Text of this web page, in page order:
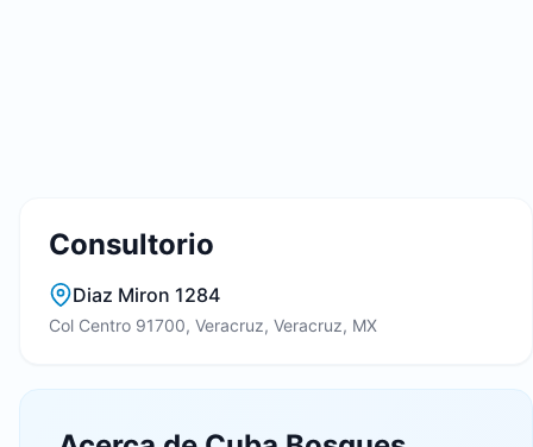
Consultorio
Diaz Miron 1284
Col Centro 91700, Veracruz, Veracruz, MX